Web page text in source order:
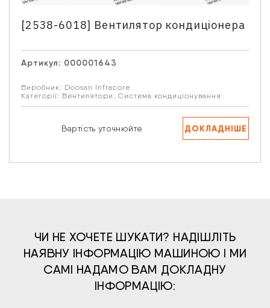
[2538-6018] Вентилятор кондиціонера
Артикул: 000001643
Виробник: Doosan Infracore
Категорії: Вентилятори , Система кондиціонування
Вартість уточнюйте ДОКЛАДНІШЕ
ЧИ НЕ ХОЧЕТЕ ШУКАТИ? НАДІШЛІТЬ
НАЯВНУ ІНФОРМАЦІЮ МАШИНОЮ І МИ
САМІ НАДАМО ВАМ ДОКЛАДНУ
ІНФОРМАЦІЮ:
Телефон
Email